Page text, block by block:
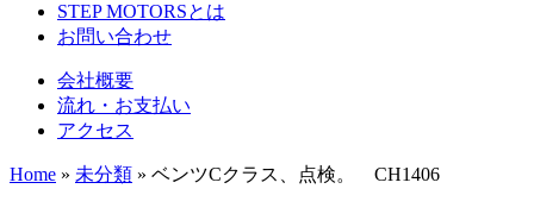
STEP MOTORSとは
お問い合わせ
会社概要
流れ・お支払い
アクセス
Home » 未分類 » ベンツCクラス、点検。 CH1406